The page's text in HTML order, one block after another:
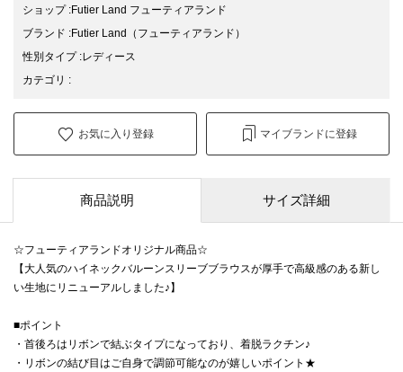
ショップ:Futier Land フューティアランド
ブランド :Futier Land （フューティアランド）
性別タイプ:レディース
カテゴリ :
お気に入り登録 マイブランドに登録
商品説明 サイズ詳細
☆フューティアランドオリジナル商品☆
【大人気のハイネックバルーンスリーブブラウスが厚手で高級感のある新し
い生地にリニューアルしました♪】
■ポイント
・首後ろはリボンで結ぶタイプになっており、着脱ラクチン♪
・リボンの結び目はご自身で調節可能なのが嬉しいポイント★